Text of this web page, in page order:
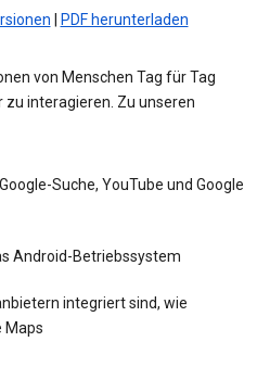
PDF herunterladen
von Menschen Tag für Tag
zu interagieren. Zu unseren
Suche, YouTube und Google
Android-Betriebssystem
integriert sind, wie
Maps